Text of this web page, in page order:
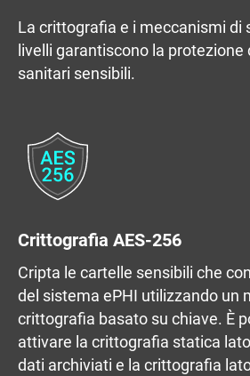
La crittografia e i meccanismi di
livelli garantiscono la protezione
sanitari sensibili.
Crittografia AES-256
Cripta le cartelle sensibili che
del sistema ePHI utilizzando un
crittografia basato su chiave. È
attivare la crittografia statica
dati archiviati e la crittografia